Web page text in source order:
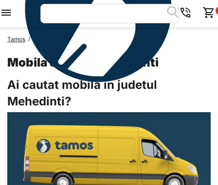
Tamos / Mobila Romania Mobila Judetul Mehedinti
Mobila Judetul Mehedinti
Ai cautat mobila in judetul
Mehedinti?